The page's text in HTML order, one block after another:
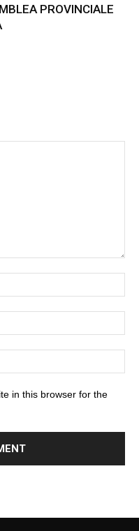
PROVINCIALE
in this browser for the